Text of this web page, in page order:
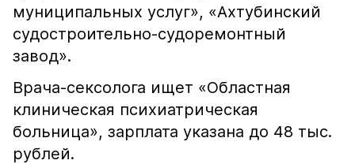
муниципальных услуг», «Ахтубинский
судостроительно-судоремонтный
завод».
Врача-сексолога ищет «Областная
клиническая психиатрическая
больница», зарплата указана до 48 тыс.
рублей.